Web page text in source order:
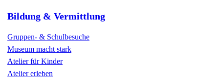
Bildung & Vermittlung
Gruppen- & Schulbesuche
Museum macht stark
Atelier für Kinder
Atelier erleben